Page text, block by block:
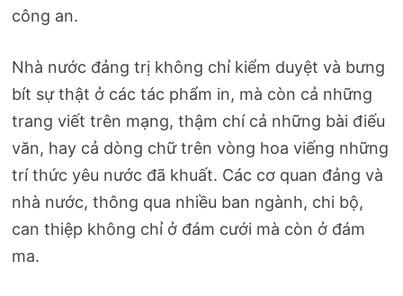
công an.
Nhà nước đảng trị không chỉ kiểm duyệt và bưng
bít sự thật ở các tác phẩm in, mà còn cả những
trang viết trên mạng, thậm chí cả những bài điếu
văn, hay cả dòng chữ trên vòng hoa viếng những
trí thức yêu nước đã khuất. Các cơ quan đảng và
nhà nước, thông qua nhiều ban ngành, chi bộ,
can thiệp không chỉ ở đám cưới mà còn ở đám
ma.